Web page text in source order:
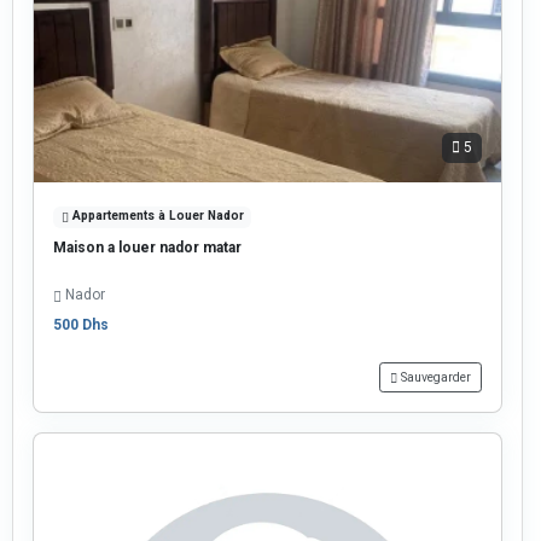
5
Appartements à Louer Nador
Maison a louer nador matar
Nador
500 Dhs
Sauvegarder